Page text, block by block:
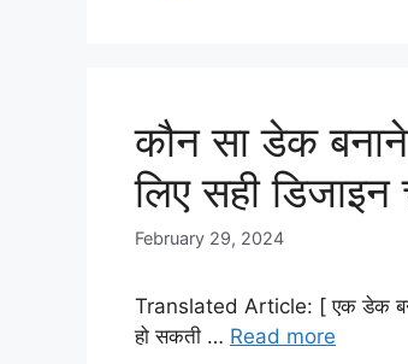
कौन सा डेक
लिए सही डिजाइन
February 29, 2024
Translated Article: [ एक डेक
हो सकती … Read more